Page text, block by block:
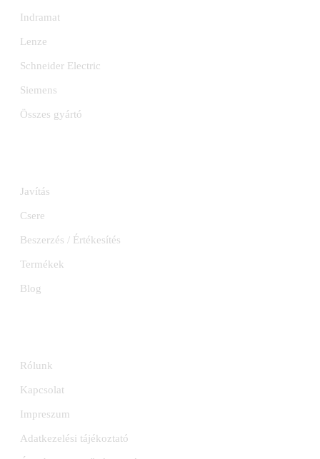
Indramat
Lenze
Schneider Electric
Siemens
Összes gyártó
Javítás
Csere
Beszerzés / Értékesítés
Termékek
Blog
Rólunk
Kapcsolat
Impreszum
Adatkezelési tájékoztató